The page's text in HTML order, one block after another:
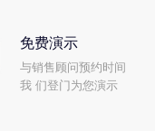
免费演示
与销售顾问预约时间
我 们登门为您演示